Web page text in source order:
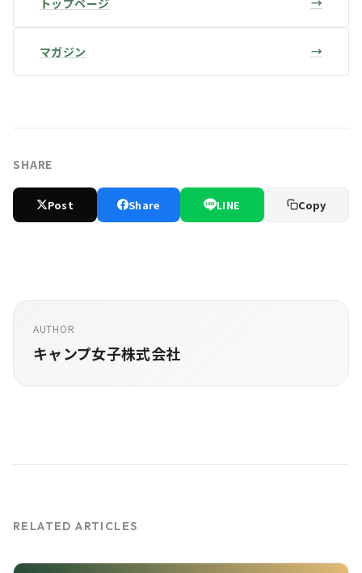
マガジン
SHARE
Post Share LINE Copy
AUTHOR
キャンプ女子株式会社
RELATED ARTICLES